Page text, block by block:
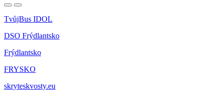
TvůjBus IDOL
DSO Frýdlantsko
Frýdlantsko
FRYSKO
skryteskvosty.eu